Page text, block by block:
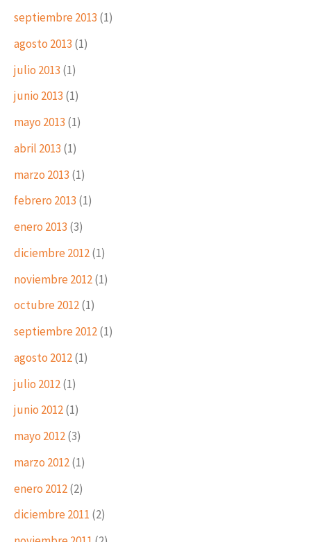
septiembre 2013 (1)
agosto 2013 (1)
julio 2013 (1)
junio 2013 (1)
mayo 2013 (1)
abril 2013 (1)
marzo 2013 (1)
febrero 2013 (1)
enero 2013 (3)
diciembre 2012(1)
noviembre 2012(1)
octubre 2012(1)
septiembre 2012(1)
agosto 2012(1)
julio 2012(1)
junio 2012(1)
mayo 2012(3)
marzo 2012(1)
enero 2012(2)
diciembre 2011 (2)